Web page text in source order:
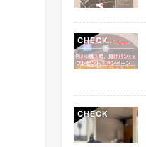
CHECK
CHECK